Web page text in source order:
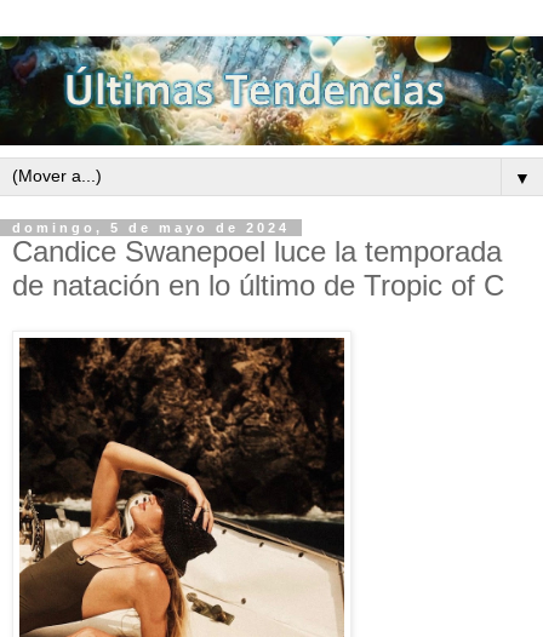
▼
domingo, 5 de mayo de 2024
Candice Swanepoel luce la temporada
de natación en lo último de Tropic of C